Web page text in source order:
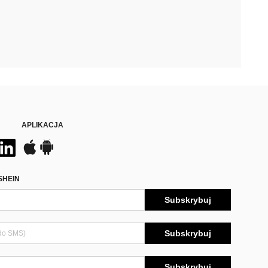
APLIKACJA
Subskrybuj
Subskrybuj